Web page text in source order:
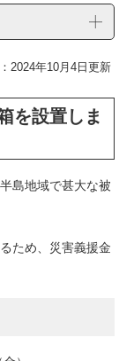
2024年10月4日更新
を設置しま
島地域で甚大な被
ため、災害義援金